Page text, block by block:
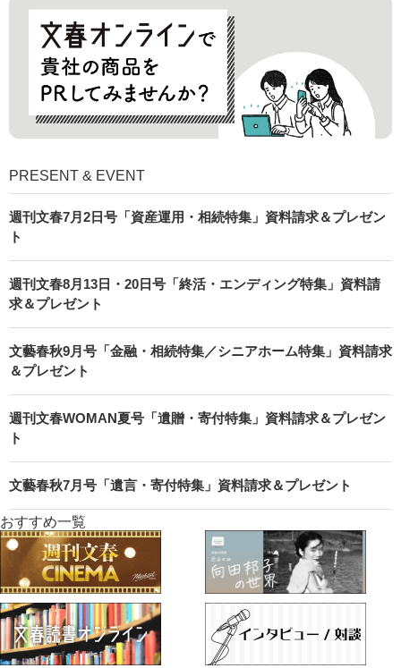
PRESENT & EVENT
週刊文春7月2日号「資産運用・相続特集」資料請求＆プレゼン
ト
週刊文春8月13日・20日号「終活・エンディング特集」資料請
求＆プレゼント
文藝春秋9月号「金融・相続特集／シニアホーム特集」資料請求
＆プレゼント
週刊文春WOMAN夏号「遺贈・寄付特集」資料請求＆プレゼン
ト
文藝春秋7月号「遺言・寄付特集」資料請求＆プレゼント
おすすめ一覧